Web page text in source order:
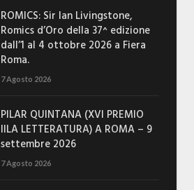
ROMICS: Sir Ian Livingstone,
Romics d’Oro della 37^ edizione
dall’1 al 4 ottobre 2026 a Fiera
Roma.
7 Agosto 2026
PILAR QUINTANA (XVI PREMIO
IILA LETTERATURA) A ROMA – 9
settembre 2026
7 Agosto 2026